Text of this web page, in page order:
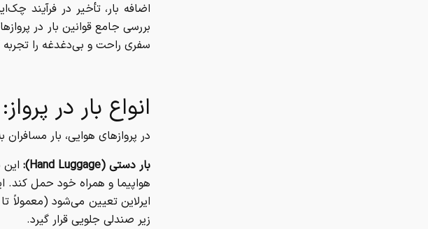
اضافه بار، تأخیر در فرآیند
بررسی جامع قوانین بار در
سفری راحت و بی‌دغدغه را تجربه
انواع بار در
در پروازهای هوایی، بار
بار دستی (Hand Luggage):
هواپیما و همراه خود حمل کند.
زیر صندلی جلویی قرار گیرد.